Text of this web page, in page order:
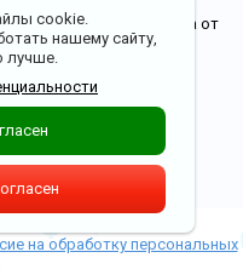
Бесплатная доставка от
20
от 0 р.
1 этаж бутик 8,9
cookie.
нашему сайту,
лучше.
на обработку персональных